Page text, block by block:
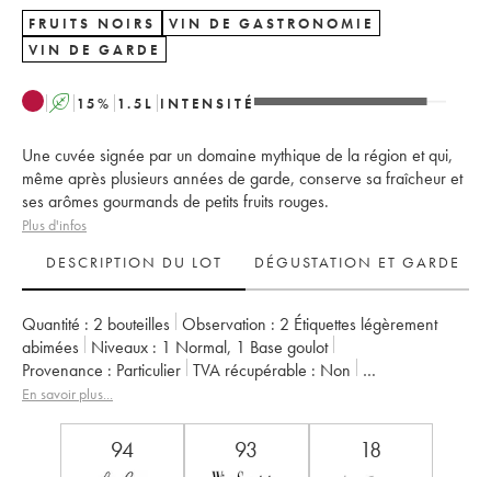
FRUITS NOIRS
VIN DE GASTRONOMIE
VIN DE GARDE
A 15% 1.5 L INTENSITÉ
Une cuvée signée par un domaine mythique de la région et qui,
même après plusieurs années de garde, conserve sa fraîcheur et
ses arômes gourmands de petits fruits rouges.
Plus d'infos
DESCRIPTION DU LOT
DÉGUSTATION ET GARDE
Quantité : 2 bouteilles Observation : 2 Étiquettes légèrement
abimées
Niveaux : 1 Normal, 1 Base goulot
Provenance : particulier TVA récupérable :
non
Région :
Provence
En savoir plus...
94 93 18